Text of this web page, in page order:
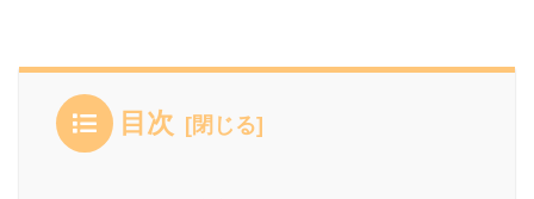
目次